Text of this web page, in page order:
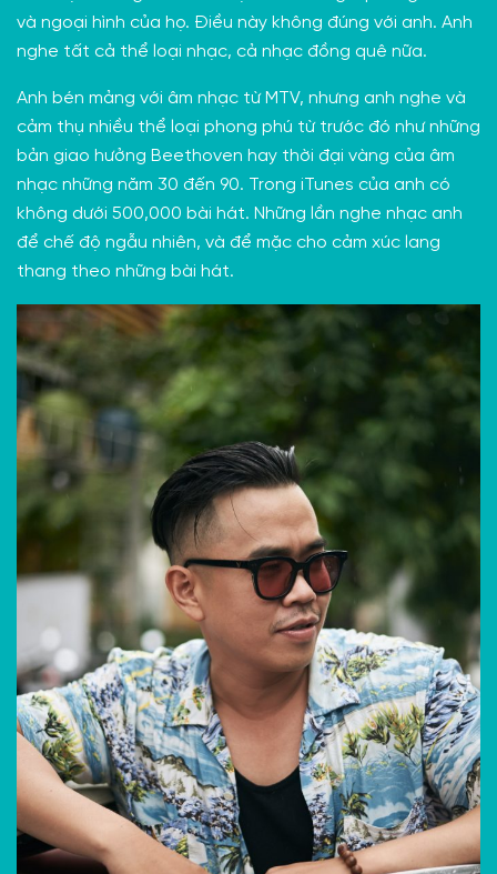
và ngoại hình của họ. Điều này không đúng với anh. Anh
nghe tất cả thể loại nhạc, cả nhạc đồng quê nữa.
Anh bén mảng với âm nhạc từ MTV, nhưng anh nghe và
cảm thụ nhiều thể loại phong phú từ trước đó như những
bản giao hưởng Beethoven hay thời đại vàng của âm
nhạc những năm 30 đến 90. Trong iTunes của anh có
không dưới 500,000 bài hát. Những lần nghe nhạc anh
để chế độ ngẫu nhiên, và để mặc cho cảm xúc lang
thang theo những bài hát.